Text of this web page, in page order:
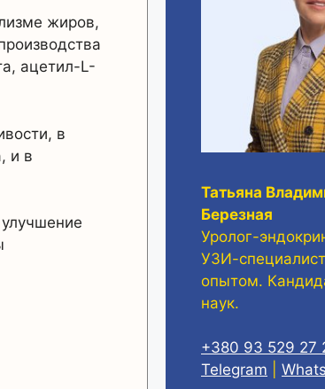
жиров,
ацетил-L-
в
и в
Татьяна
Березная
Уролог-
УЗИ-
опытом.
наук.
+380 93 529 27
Telegram